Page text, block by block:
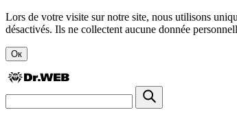
Lors de votre visite sur notre site, nous utilisons
désactivés. Ils ne collectent aucune donnée
Ок